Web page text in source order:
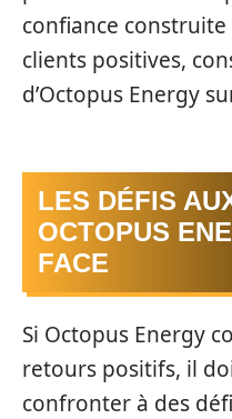
confiance
clients positives,
d’Octopus Energy
LES DÉFIS
OCTOPUS
FACE
Si Octopus Energy
retours positifs, il
confronter à des